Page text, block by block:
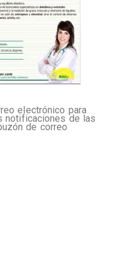
electrónico para
notificaciones de las
de correo